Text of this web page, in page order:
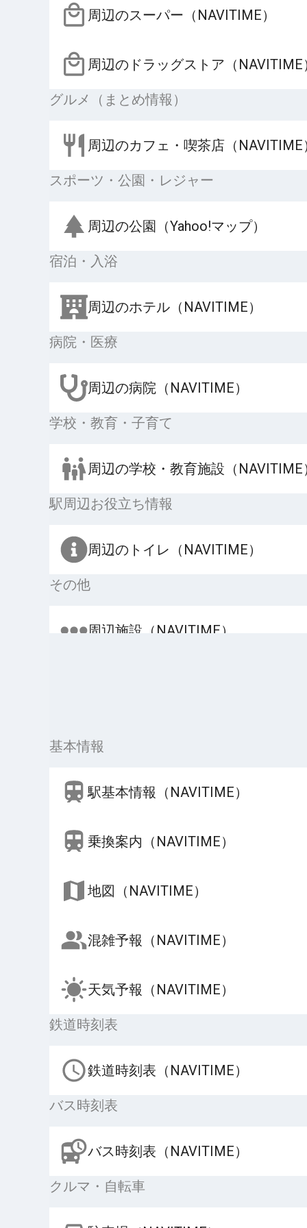
周辺のスーパー（NAVITIME）
周辺のドラッグストア（NAVITIME
グルメ（まとめ情報）
周辺のカフェ・喫茶店（NAVITIME
スポーツ・公園・レジャー
周辺の公園（Yahoo!マップ）
宿泊・入浴
周辺のホテル（NAVITIME）
病院・医療
周辺の病院（NAVITIME）
学校・教育・子育て
周辺の学校・教育施設（NAVITIME
駅周辺お役立ち情報
周辺のトイレ（NAVITIME）
その他
周辺施設（NAVITIME）
基本情報
駅基本情報（NAVITIME）
乗換案内（NAVITIME）
地図（NAVITIME）
混雑予報（NAVITIME）
天気予報（NAVITIME）
鉄道時刻表
鉄道時刻表（NAVITIME）
バス時刻表
バス時刻表（NAVITIME）
クルマ・自転車